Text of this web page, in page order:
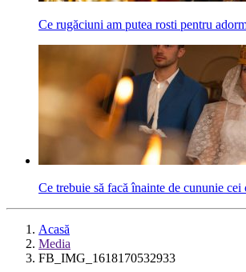
Ce rugăciuni am putea rosti pentru
Ce trebuie să facă înainte de cununie cei
Acasă
Media
FB_IMG_1618170532933